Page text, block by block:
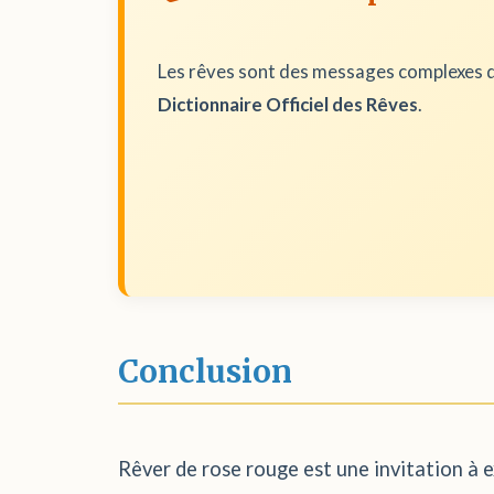
Les rêves sont des messages
Dictionnaire Officiel des Rêves.
Conclusion
Rêver de rose rouge est une invitation à